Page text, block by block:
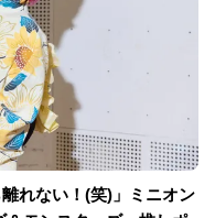
れない！(笑)」ミニオン